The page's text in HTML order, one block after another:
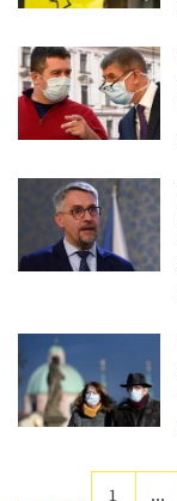
1 …